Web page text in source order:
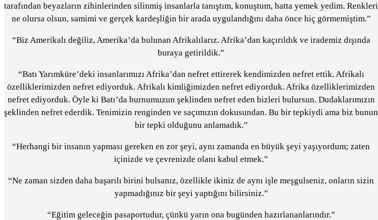
tarafından beyazların zihinlerinden silinmiş insanlarla tanıştım, konuştum, hatta yemek yedim. Renkleri
ne olursa olsun, samimi ve gerçek kardeşliğin bir arada uygulandığını daha önce hiç görmemiştim.”
“Biz Amerikalı değiliz, Amerika’da bulunan Afrikalılarız. Afrika’dan kaçırıldık ve irademiz dışında
buraya getirildik.”
“Batı Yarımküre’deki insanlarımızı Afrika’dan nefret ettirerek kendimizden nefret ettik. Afrikalı
özelliklerimizden nefret ediyorduk. Afrikalı kimliğimizden nefret ediyorduk. Afrika özelliklerimizden
nefret ediyorduk. Öyle ki Batı’da burnumuzun şeklinden nefret eden bizleri bulursun. Dudaklarımızın
şeklinden nefret ederdik. Tenimizin renginden ve saçımızın dokusundan. Bu bir tepkiydi ama biz bunun
bir tepki olduğunu anlamadık.”
“Herhangi bir insanın yapması gereken en zor şeyi, aynı zamanda en büyük şeyi yaşıyordum; zaten
içinizde ve çevrenizde olanı kabul etmek.”
“Ne zaman sizden daha başarılı birini bulsanız, özellikle ikiniz de aynı işle meşgulseniz, onların sizin
yapmadığınız bir şeyi yaptığını bilirsiniz.”
“Eğitim geleceğin pasaportudur, çünkü yarın ona bugünden hazırlananlarındır.”